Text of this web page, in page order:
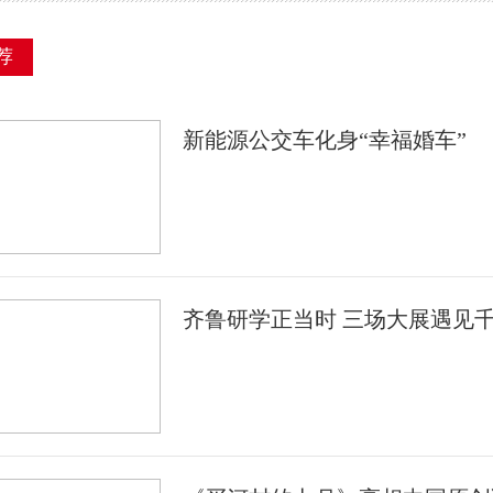
新能源公交车化身“幸福婚车”
齐鲁研学正当时 三场大展遇见